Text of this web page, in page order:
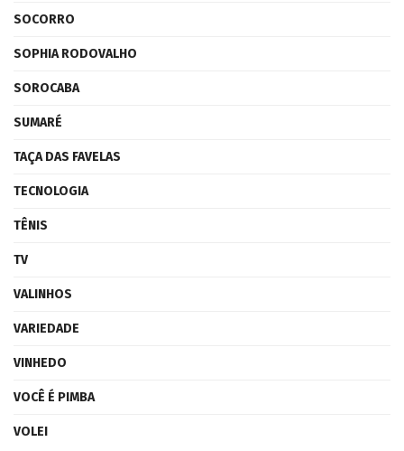
SOCORRO
SOPHIA RODOVALHO
SOROCABA
SUMARÉ
TAÇA DAS FAVELAS
TECNOLOGIA
TÊNIS
TV
VALINHOS
VARIEDADE
VINHEDO
VOCÊ É PIMBA
VOLEI